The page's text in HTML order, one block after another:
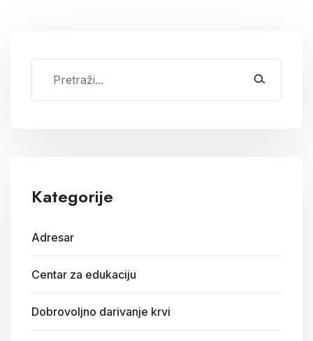
Kategorije
Adresar
Centar za edukaciju
Dobrovoljno darivanje krvi